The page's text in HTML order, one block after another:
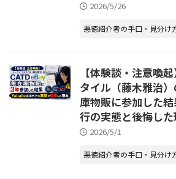
2026/5/26
悪徳紹介者の手口・見分け
【体験談・注意喚
タイル（藤木雅治
庫物販に参加した
行の実態と後悔し
2026/5/1
悪徳紹介者の手口・見分け